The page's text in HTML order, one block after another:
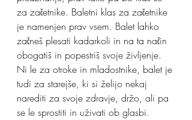
za začetnike. Baletni klas za začetnike
je namenjen prav vsem. Balet lahko
začneš plesati kadarkoli in na ta način
obogatiš in popestriš svoje življenje.
Ni le za otroke in mladostnike, balet je
tudi za starejše, ki si želijo nekaj
narediti za svoje zdravje, držo, ali pa
se le sprostiti in uživati ob glasbi.